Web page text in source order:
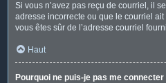
Si vous n’avez pas reçu de courriel, il
adresse incorrecte ou que le courriel
vous êtes sûr de l’adresse courriel
Haut
Pourquoi ne puis-je pas me connecter